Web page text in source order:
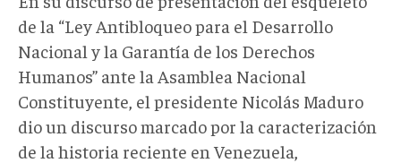
de la “Ley Antibloqueo para el Desarrollo
Nacional y la Garantía de los Derechos
Humanos” ante la Asamblea Nacional
Constituyente, el presidente Nicolás Maduro
dio un discurso marcado por la caracterización
de la historia reciente en Venezuela,